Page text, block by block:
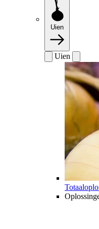
Uien
Uien